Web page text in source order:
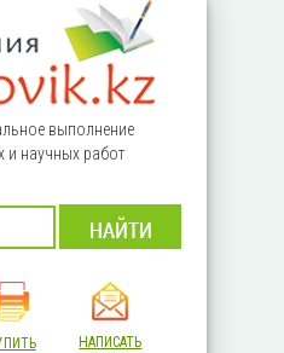
выполнение
и научных работ
НАПИСАТЬ